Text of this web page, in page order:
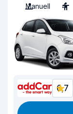
Manuell 4
6,7